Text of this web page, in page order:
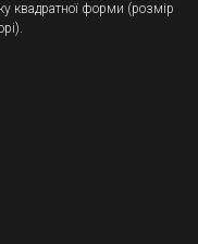
квадратної форми (розмір